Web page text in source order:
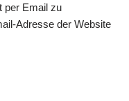
per Email zu
Adresse der Website